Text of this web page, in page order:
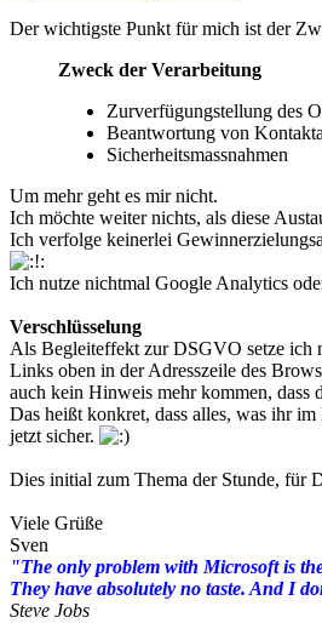
Der wichtigste Punkt für mich ist der
Zweck der Verarbeitung
Zurverfügungstellung des
Beantwortung von
Sicherheitsmassnahmen
Um mehr geht es mir nicht.
Ich möchte weiter nichts, als diese
Ich verfolge keinerlei
Ich nutze nichtmal Google Analytics
Verschlüsselung
Als Begleiteffekt zur DSGVO setze ich
Links oben in der Adresszeile des
auch kein Hinweis mehr kommen, dass
Das heißt konkret, dass alles, was ihr
jetzt sicher.
Dies initial zum Thema der Stunde, für
Viele Grüße
Sven
"The only problem with Microsoft is
They have absolutely no taste. And I
Steve Jobs